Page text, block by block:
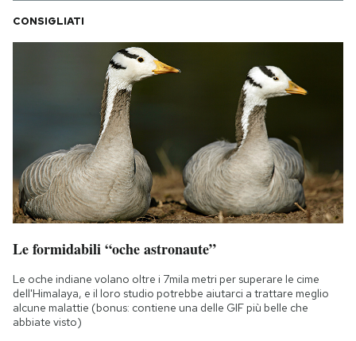
CONSIGLIATI
Le formidabili “oche astronaute”
Le oche indiane volano oltre i 7mila metri per superare le cime
dell'Himalaya, e il loro studio potrebbe aiutarci a trattare meglio
alcune malattie (bonus: contiene una delle GIF più belle che
abbiate visto)